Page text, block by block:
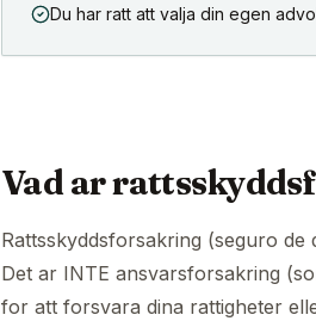
Du har ratt att valja din egen
Vad ar
Rattsskyddsforsakring (seguro
Det ar INTE ansvarsforsakring
for att forsvara dina rattigheter